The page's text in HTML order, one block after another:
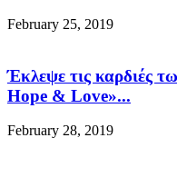
February 25, 2019
Έκλεψε τις καρδιές
Hope & Love»...
February 28, 2019